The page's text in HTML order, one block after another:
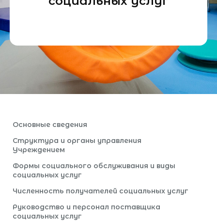
Основные сведения
Структура и органы управления
Учреждением
Формы социального обслуживания и виды
социальных услуг
Численность получателей социальных услуг
Руководство и персонал поставщика
социальных услуг